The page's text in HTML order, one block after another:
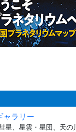
ャラリー
星、星雲・星団、天